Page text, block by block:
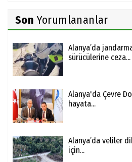
Son Yorumlananlar
Alanya’da
sürücülerine ceza...
Alanya'da Çevre
hayata...
Alanya’da veliler
için...